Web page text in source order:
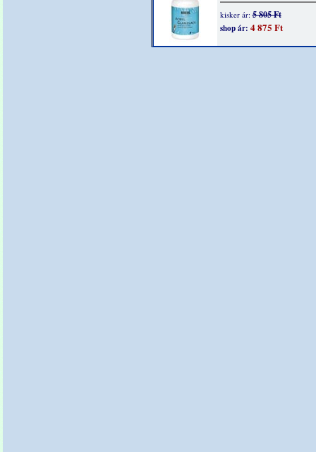
kisker ár:5 805 Ft
shop ár: 4 875 Ft